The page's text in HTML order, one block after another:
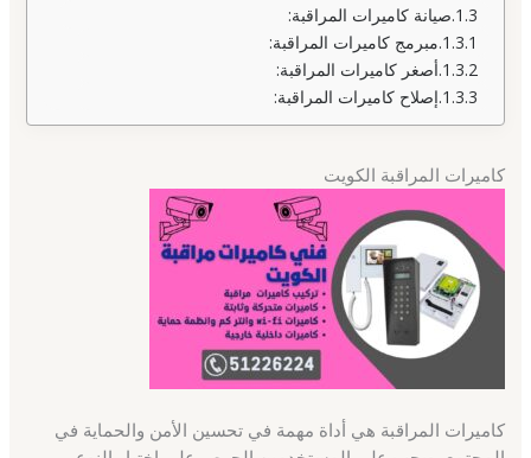
صيانة كاميرات المراقبة:
مبرمج كاميرات المراقبة:
أصغر كاميرات المراقبة:
إصلاح كاميرات المراقبة:
كاميرات المراقبة الكويت
كاميرات المراقبة هي أداة مهمة في تحسين الأمن والحماية في